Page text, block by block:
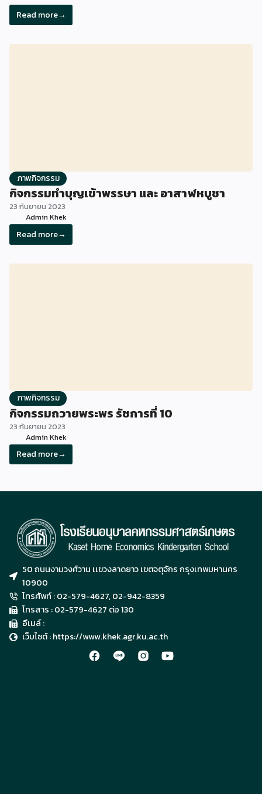
23 กันยายน 2023
Admin Khek
Read more→
23 กันยายน 2023
Admin Khek
Read more→
50 ถนนงามวงศ์วาน เเขวงลาดยาว เขตจตุจักร กรุงเทพมหานคร
10900
โทรศัพท์ : 02-579-4627, 02-942-8359
โทรสาร : 02-579-4627 ต่อ 130
อีเมล์ :
เว็บไซต์ : https://www.khek.agr.ku.ac.th